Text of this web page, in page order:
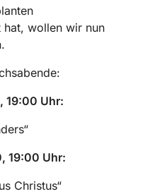
hat, wollen wir nun
19:00 Uhr:
19:00 Uhr:
Christus“